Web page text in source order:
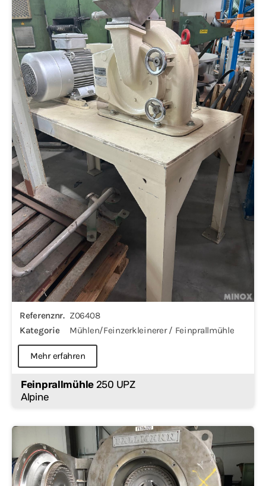
Referenznr. Z06408
Kategorie
Mühlen/Feinzerkleinerer / Feinprallmühle
Mehr erfahren
Feinprallmühle 250 UPZ
Alpine